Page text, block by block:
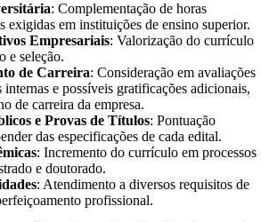
: Complementação de horas
exigidas em instituições de ensino superior.
Empresariais: Valorização do currículo
e seleção.
de Carreira: Consideração em avaliações
internas e possíveis gratificações adicionais,
de carreira da empresa.
e Provas de Títulos: Pontuação
das especificações de cada edital.
: Incremento do currículo em processos
e doutorado.
: Atendimento a diversos requisitos de
profissional.